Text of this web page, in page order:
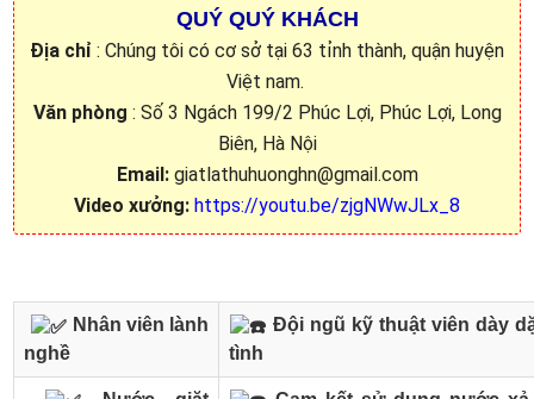
QUÝ QUÝ KHÁCH
Địa chỉ : Chúng tôi có cơ sở tại 63 tỉnh thành, quận huyện
Việt nam.
Văn phòng : Số 3 Ngách 199/2 Phúc Lợi, Phúc Lợi, Long
Biên, Hà Nội
Email:giatlathuhuonghn@gmail.com
Video xưởng: https://youtu.be/zjgNWwJLx_8
Nhân viên lành
nghề
Đội ngũ kỹ thuật viên dày
tình